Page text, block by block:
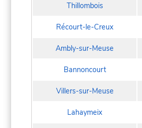
Thillombois
Récourt-le-Creux
Ambly-sur-Meuse
Bannoncourt
Villers-sur-Meuse
Lahaymeix